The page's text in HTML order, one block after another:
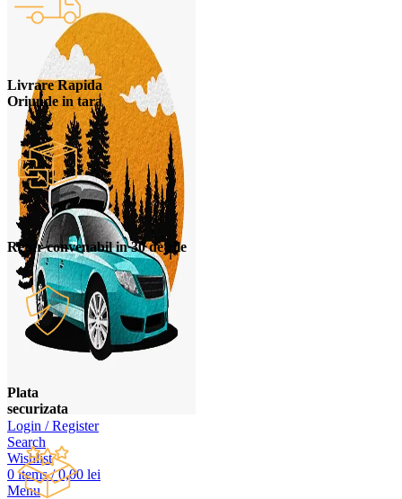
Login / Register
Search
Wishlist
0items / 0,00 lei
Menu
Livrare Rapida
Oriunde in tara
Retur convenabil in 30 de zile
Plata
securizata